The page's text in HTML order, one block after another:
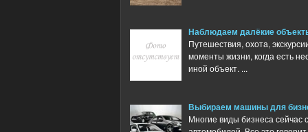
Наблюдаем далёкие
Путешествия, охота,
моменты жизни, когда есть
иной объект. ...
Выбираем машины для
Многие виды бизнеса сейчас